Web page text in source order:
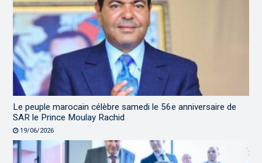
Le peuple marocain célèbre samedi le 56e anniversaire de
SAR le Prince Moulay Rachid
19/06/2026